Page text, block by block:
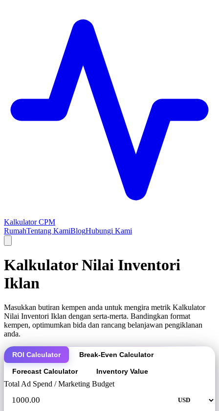
Kalkulator CPM
RumahTentang KamiBlogHubungi Kami
Kalkulator Nilai Inventori
Iklan
Masukkan butiran kempen anda untuk mengira metrik Kalkulator
Nilai Inventori Iklan dengan serta-merta. Bandingkan format
kempen, optimumkan bida dan rancang belanjawan pengiklanan
anda.
ROI Calculator Break-Even Calculator
Forecast Calculator Inventory Value
Total Ad Spend / Marketing Budget